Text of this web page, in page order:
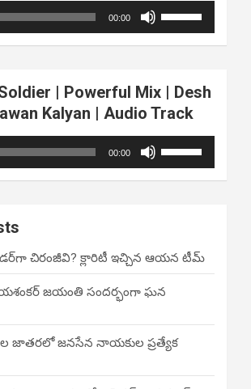
00:00
Arrow
increase
or
| Powerful Mix | Desh
Kalyan | Audio Track
00:00
Arrow
decrease
చిరంజీవి? క్లారిటీ ఇచ్చిన ఆయన టీమ్
జయంతి సందర్భంగా ఘన
జనసేన నాయకుల ప్రత్యేక